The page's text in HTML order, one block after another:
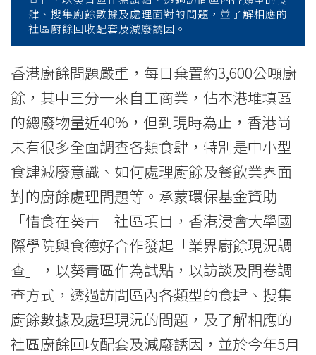
「業
界
廚
餘
現
況
調
查」
結
果
肆、搜集廚餘數據及處理面對的問題，並了解相應的
社區廚餘回收配套及減廢誘因。
香港廚餘問題嚴重，每日棄置約3,600公噸廚
餘，其中三分一來自工商業，佔本港堆填區
的總廢物量近40%，但到現時為止，香港尚
未有很多全面調查各類食肆，特別是中小型
食肆減廢意識、如何處理廚餘及餐飲業界面
對的廚餘處理問題等。承蒙環保基金資助
「惜食在葵青」社區項目，香港浸會大學國
際學院與食德好合作發起「業界廚餘現況調
查」，以葵青區作為試點，以訪談及問卷調
查方式，透過訪問區內各類型的食肆、搜集
廚餘數據及處理現況的問題，及了解相應的
社區廚餘回收配套及減廢誘因，並於今年5月